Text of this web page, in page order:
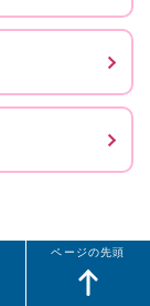
ページの先頭